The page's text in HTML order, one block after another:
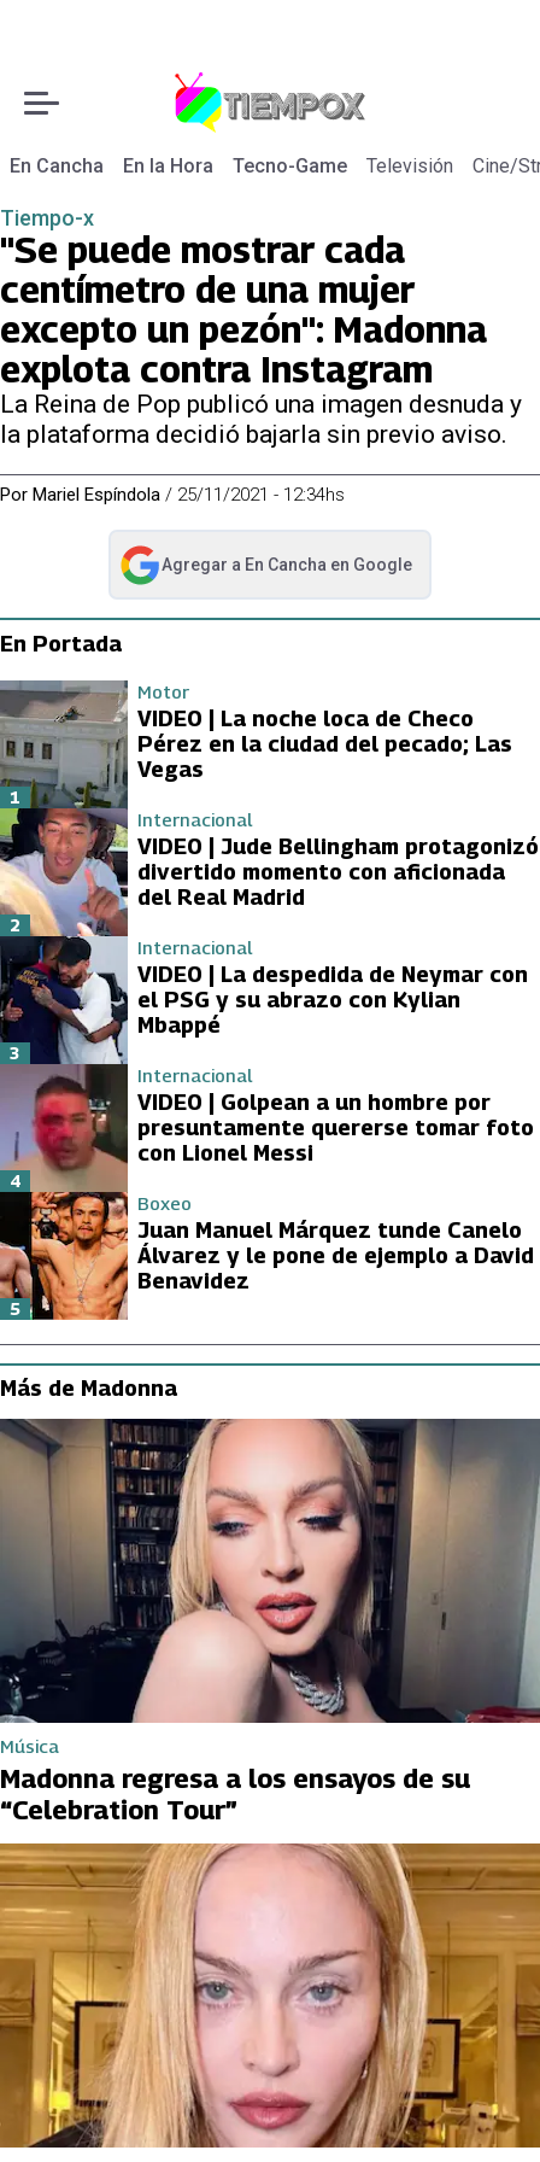
En Cancha En la Hora Tecno-Game Televisión Cine/
Tiempo-x
"Se puede mostrar cada
centímetro de una mujer
excepto un pezón": Madonna
explota contra Instagram
La Reina de Pop publicó una imagen desnuda y
la plataforma decidió bajarla sin previo aviso.
Por Mariel Espíndola / 25/11/2021 - 12:34hs
Agregar a En Cancha en Google
abre en nueva pestaña
En Portada
Motor
VIDEO | La noche loca de Checo
Pérez en la ciudad del pecado; Las
Vegas
1
Internacional
VIDEO | Jude Bellingham protagonizó
divertido momento con aficionada
del Real Madrid
2
Internacional
VIDEO | La despedida de Neymar con
el PSG y su abrazo con Kylian
Mbappé
3
Internacional
VIDEO | Golpean a un hombre por
presuntamente quererse tomar foto
con Lionel Messi
4
Boxeo
Juan Manuel Márquez tunde Canelo
Álvarez y le pone de ejemplo a David
Benavidez
5
Más de Madonna
Música
Madonna regresa a los ensayos de su
“Celebration Tour”